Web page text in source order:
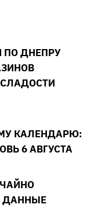
ПО ДНЕПРУ
КАЛЕНДАРЮ:
6 АВГУСТА